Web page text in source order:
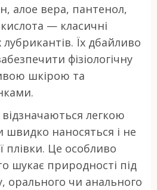
алое вера, пантенол,
— класичні
Їх дбайливо
фізіологічну
шкірою та
легкою
наносяться і не
Це особливо
шукає природності під
орального чи анального